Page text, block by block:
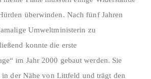
überwinden. Nach fünf Jahren
Umweltministerin zu
konnte die erste
im Jahr 2000 gebaut werden. Sie
in der Nähe von Littfeld und trägt den